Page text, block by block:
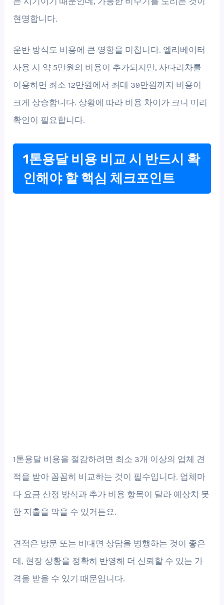
현명합니다.
운반 방식도 비용에 큰 영향을 미칩니다. 엘리베이터
사용 시 약 5만원의 비용이 추가되지만, 사다리차를
이용하면 최소 12만원에서 최대 39만원까지 비용이
크게 상승합니다. 상황에 따라 비용 차이가 크니 미리
확인이 필요합니다.
1톤용달 비용 비교 시 반드시 확
인해야 할 핵심 체크포인트
1톤용달 비용을 절감하려면 최소 3개 이상의 업체 견
적을 받아 꼼꼼히 비교하는 것이 필수입니다. 업체마
다 요금 산정 방식과 추가 비용 항목이 달라 예상치 못
한 지출을 막을 수 있거든요.
견적은 방문 또는 비대면 상담을 병행하는 것이 좋은
데, 현장 상황을 정확히 반영해 더 신뢰할 수 있는 가
격을 받을 수 있기 때문입니다.